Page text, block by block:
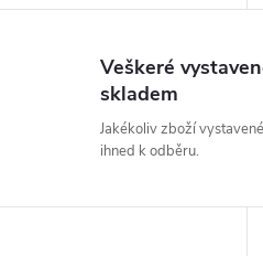
Veškeré
skladem
Jakékoliv zboží
ihned k odběru.